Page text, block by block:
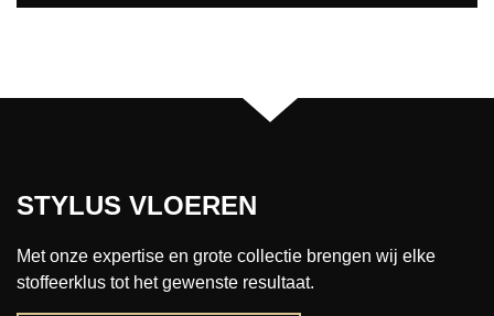
STYLUS VLOEREN
Met onze expertise en grote collectie brengen wij elke
stoffeerklus tot het gewenste resultaat.